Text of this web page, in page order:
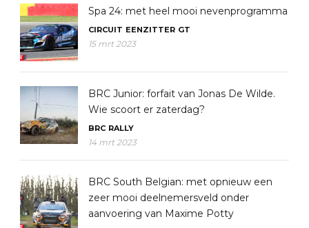
Spa 24: met heel mooi nevenprogramma
CIRCUIT EENZITTER GT
15 mrt 2023
BRC Junior: forfait van Jonas De Wilde.
Wie scoort er zaterdag?
BRC RALLY
14 mrt 2023
BRC South Belgian: met opnieuw een
zeer mooi deelnemersveld onder
aanvoering van Maxime Potty